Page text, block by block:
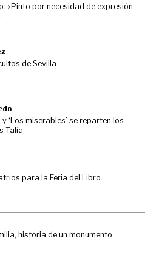
«Pinto por necesidad de expresión,
de Sevilla
y ‘Los miserables’ se reparten los
Talía
para la Feria del Libro
historia de un monumento